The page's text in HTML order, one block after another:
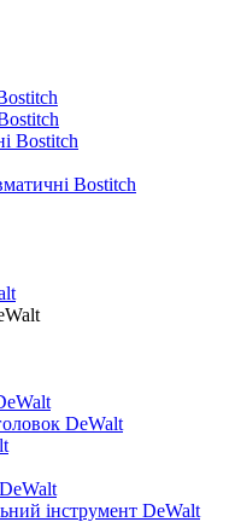
Bostitch
Bostitch
DeWalt
інструмент DeWalt